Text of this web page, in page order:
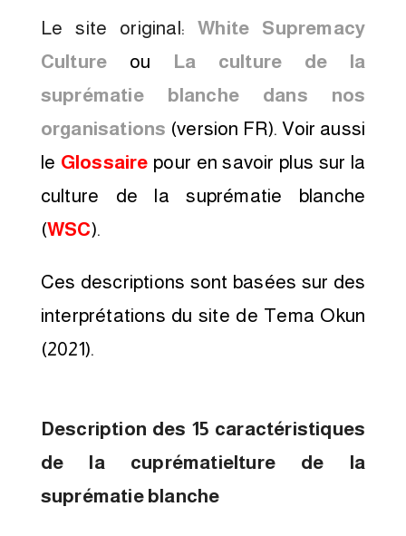
Le site original:White Supremacy
Culture
ou
La culture de la
suprématie blanche dans nos
organisations (version FR). Voir aussi
le Glossaire pour en savoir plus sur la
culture de la suprématie blanche
(WSC).
Ces descriptions sont basées sur des
interprétations du site de Tema Okun
(2021).
Description des 15 caractéristiques
de la cuprématielture de la
suprématie blanche